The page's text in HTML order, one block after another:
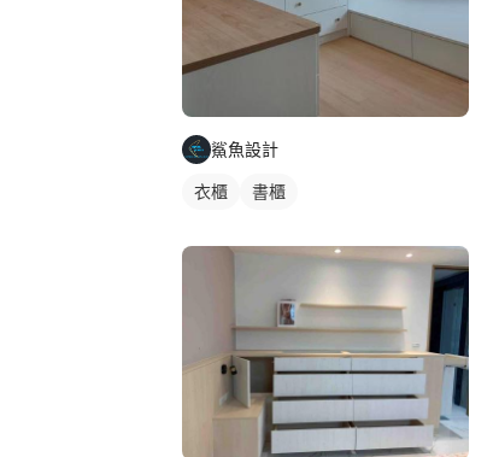
鯊魚設計
衣櫃 書櫃